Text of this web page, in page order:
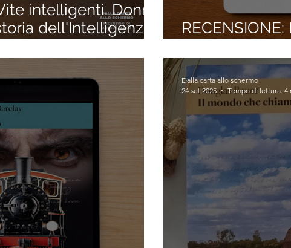
intelligenti. Donne
dell'Intelligenza
Dalla carta allo schermo
24 set 2025
Tempo di lettura: 4